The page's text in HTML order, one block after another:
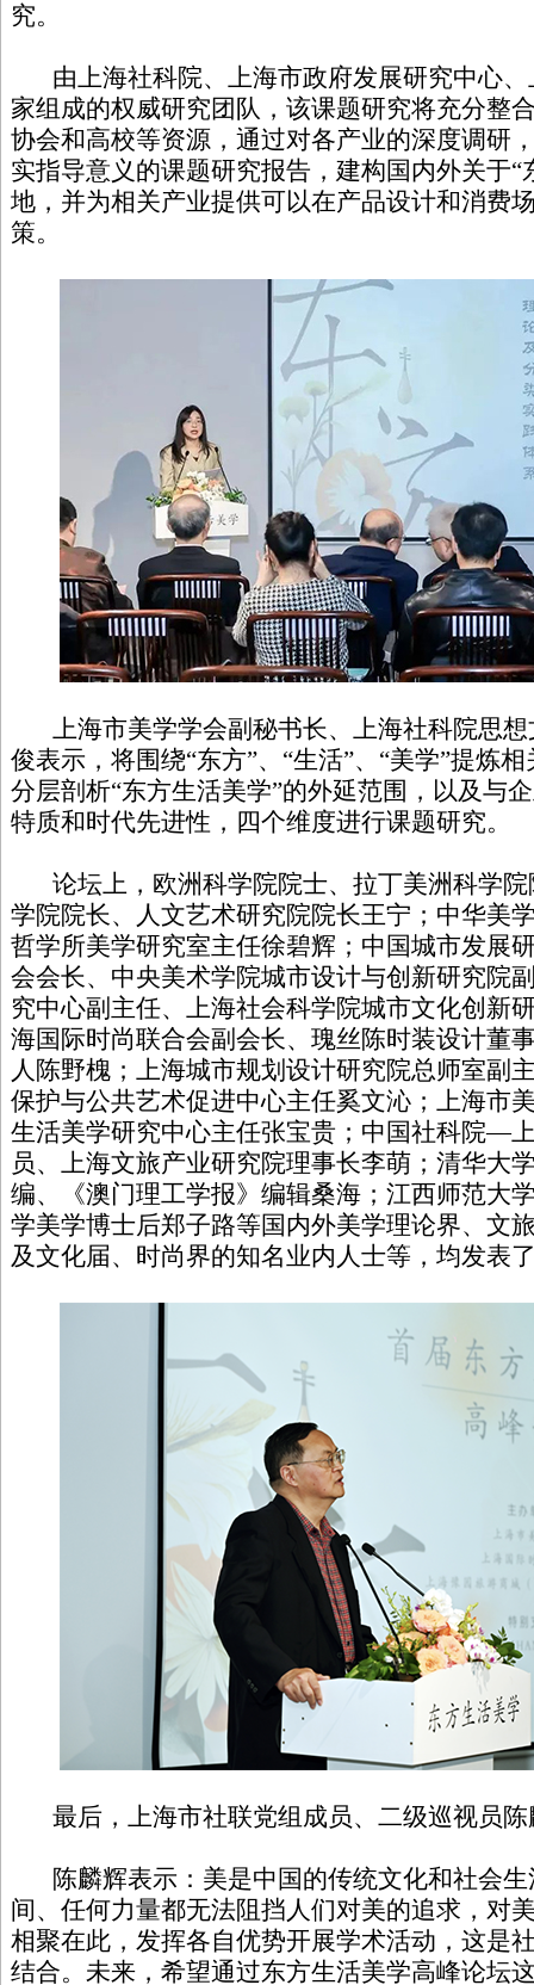
究。
由上海社科院、上海市政府发展研究中心、
家组成的权威研究团队，该课题研究将充分整
协会和高校等资源，通过对各产业的深度调研
实指导意义的课题研究报告，建构国内外关于“
地，并为相关产业提供可以在产品设计和消费
策。
上海市美学学会副秘书长、上海社科院思想
俊表示，将围绕“东方”、“生活”、“美学”提炼
分层剖析“东方生活美学”的外延范围，以及与
特质和时代先进性，四个维度进行课题研究。
论坛上，欧洲科学院院士、拉丁美洲科学院
学院院长、人文艺术研究院院长王宁；中华美
哲学所美学研究室主任徐碧辉；中国城市发展
会会长、中央美术学院城市设计与创新研究院
究中心副主任、上海社会科学院城市文化创新
海国际时尚联合会副会长、瑰丝陈时装设计董
人陈野槐；上海城市规划设计研究院总师室副
保护与公共艺术促进中心主任奚文沁；上海市
生活美学研究中心主任张宝贵；中国社科院—
员、上海文旅产业研究院理事长李萌；清华大
编、《澳门理工学报》编辑桑海；江西师范大
学美学博士后郑子路等国内外美学理论界、文
及文化届、时尚界的知名业内人士等，均发表
最后，上海市社联党组成员、二级巡视员陈
陈麟辉表示：美是中国的传统文化和社会生
间、任何力量都无法阻挡人们对美的追求，对
相聚在此，发挥各自优势开展学术活动，这是
结合。未来，希望通过东方生活美学高峰论坛